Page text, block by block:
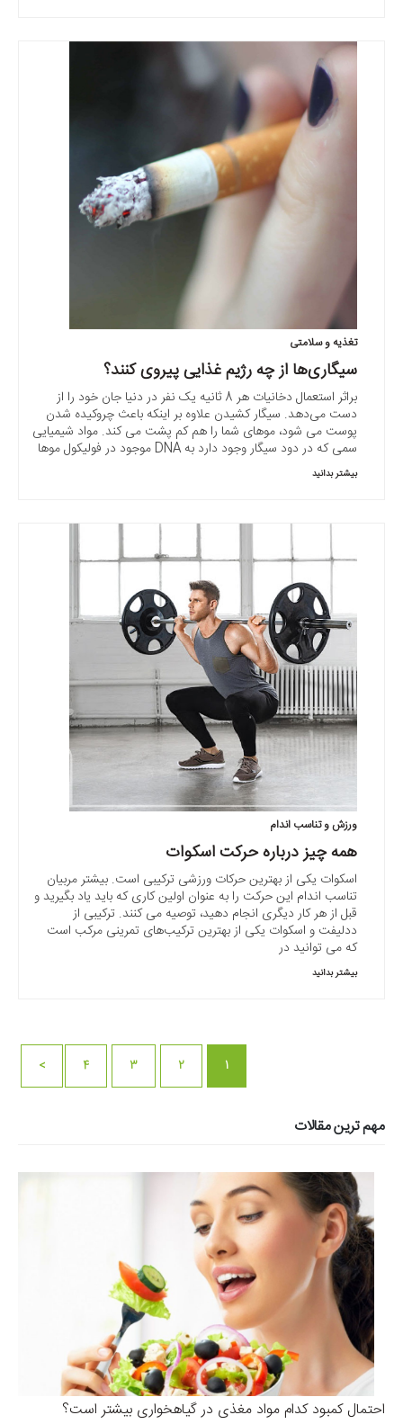
تغذیه و سلامتی
سیگاری‌ها از چه رژیم غذایی پیروی کنند؟
براثر استعمال دخانیات هر 8 ثانیه یک نفر در دنیا جان خود را از
دست می‌دهد. سیگار کشیدن علاوه بر اینکه باعث چروکیده شدن
پوست می شود، موهای شما را هم کم پشت می کند. مواد شیمیایی
سمی که در دود سیگار وجود دارد به DNA موجود در فولیکول موها
بیشتر بدانید
ورزش و تناسب اندام
همه چیز درباره حرکت اسکوات
اسکوات یکی از بهترین حرکات ورزشی ترکیبی است. بیشتر مربیان
تناسب اندام این حرکت را به عنوان اولین کاری که باید یاد بگیرید و
قبل از هر کار دیگری انجام دهید، توصیه می کنند. ترکیبی از
ددلیفت و اسکوات یکی از بهترین ترکیب‌های تمرینی مرکب است
که می توانید در
بیشتر بدانید
مهم ترین مقالات
احتمال کمبود کدام مواد مغذی در گیاهخواری بیشتر است؟